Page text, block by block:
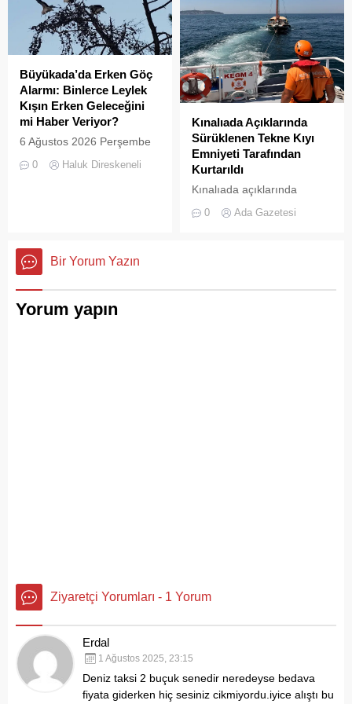
için akın ettiği Heybeliada
Çamlimanı, bugünlerde
eşsiz manzarasıyla değil,
kirliliğiyle gündemde. Bir
vatandaş tarafından...
uğrayan Büyükada’da,
çevre temizliği konusunda
yaşanan aksaklıklar adeta
pes dedirtti. Adanın tarihi ve
doğal güzellikleriyle süslü
sokaklarından yansıyan son
görüntüler, çevre sağlığı
açısından tehlike çanlarının
çaldığını gösteriyor. Çöpler
Konteynerlere Sığmıyor,...
Büyükada’da Erken Göç
Alarmı: Binlerce Leylek
Kışın Erken Geleceğini
mi Haber Veriyor?
6 Ağustos 2026 Perşembe
14:00 sularında Büyükada
0 Haluk Direskeneli
Kınalıada Açıklarında
Sürüklenen Tekne Kıyı
Emniyeti Tarafından
Kurtarıldı
Kınalıada açıklarında
makine arızası nedeniyle
denizde mahsur kalan bir
0 Ada Gazetesi
Bir Yorum Yazın
Yorum yapın
Ziyaretçi Yorumları - 1 Yorum
Erdal
1 Ağustos 2025, 23:15
Deniz taksi 2 buçuk senedir neredeyse bedava
fiyata giderken hiç sesiniz cikmiyordu.iyice alıştı bu